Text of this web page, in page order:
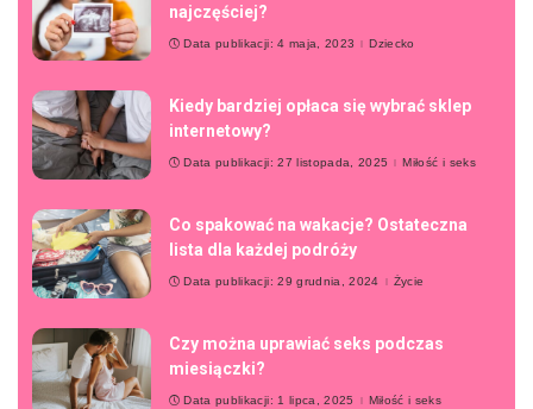
najczęściej?
Data publikacji: 4 maja, 2023 Dziecko
Kiedy bardziej opłaca się wybrać sklep
internetowy?
Data publikacji: 27 listopada, 2025 Miłość i seks
Co spakować na wakacje? Ostateczna
lista dla każdej podróży
Data publikacji: 29 grudnia, 2024 Życie
Czy można uprawiać seks podczas
miesiączki?
Data publikacji: 1 lipca, 2025 Miłość i seks